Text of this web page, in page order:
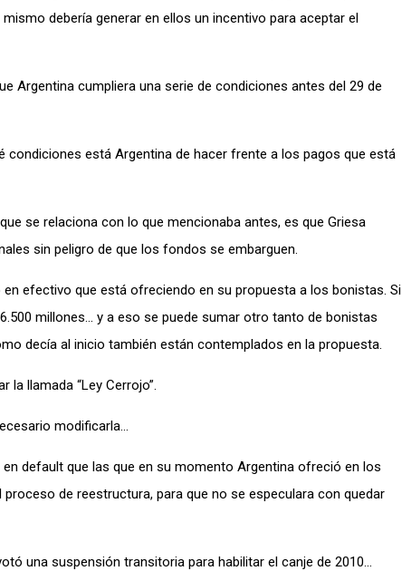
debería generar en ellos un incentivo para aceptar el
Argentina cumpliera una serie de condiciones antes del 29 de
condiciones está Argentina de hacer frente a los pagos que está
se relaciona con lo que mencionaba antes, es que Griesa
sin peligro de que los fondos se embarguen.
efectivo que está ofreciendo en su propuesta a los bonistas. Si
millones… y a eso se puede sumar otro tanto de bonistas
decía al inicio también están contemplados en la propuesta.
llamada “Ley Cerrojo”.
modificarla…
default que las que en su momento Argentina ofreció en los
de reestructura, para que no se especulara con quedar
una suspensión transitoria para habilitar el canje de 2010…